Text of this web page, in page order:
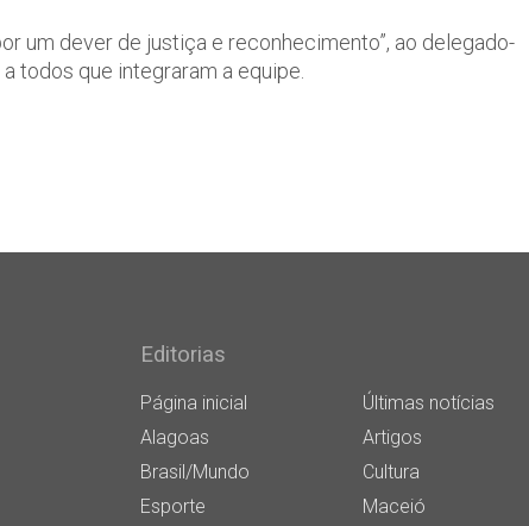
um dever de justiça e reconhecimento”, ao delegado-
todos que integraram a equipe.
Editorias
Página inicial
Últimas notícias
Alagoas
Artigos
Brasil/Mundo
Cultura
Esporte
Maceió